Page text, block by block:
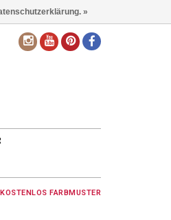
DE
FARBMUSTER
»